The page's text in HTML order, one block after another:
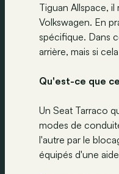
Tiguan Allspace,
Volkswagen. En
spécifique. Dans
arrière, mais si
Qu'est-ce que
Un Seat Tarraco
modes de
l'autre par le
équipés d'une